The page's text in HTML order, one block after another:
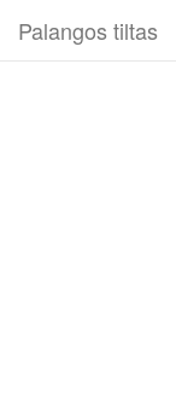
Palangos tiltas